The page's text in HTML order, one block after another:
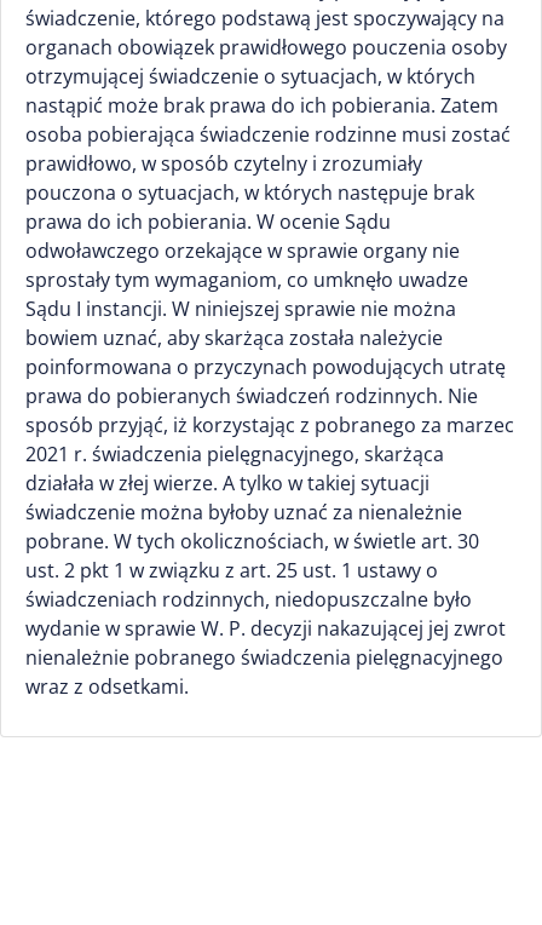
świadczenie, którego podstawą jest spoczywający na
organach obowiązek prawidłowego pouczenia osoby
otrzymującej świadczenie o sytuacjach, w których
nastąpić może brak prawa do ich pobierania. Zatem
osoba pobierająca świadczenie rodzinne musi zostać
prawidłowo, w sposób czytelny i zrozumiały
pouczona o sytuacjach, w których następuje brak
prawa do ich pobierania. W ocenie Sądu
odwoławczego orzekające w sprawie organy nie
sprostały tym wymaganiom, co umknęło uwadze
Sądu I instancji. W niniejszej sprawie nie można
bowiem uznać, aby skarżąca została należycie
poinformowana o przyczynach powodujących utratę
prawa do pobieranych świadczeń rodzinnych. Nie
sposób przyjąć, iż korzystając z pobranego za marzec
2021 r. świadczenia pielęgnacyjnego, skarżąca
działała w złej wierze. A tylko w takiej sytuacji
świadczenie można byłoby uznać za nienależnie
pobrane. W tych okolicznościach, w świetle art. 30
ust. 2 pkt 1 w związku z art. 25 ust. 1 ustawy o
świadczeniach rodzinnych, niedopuszczalne było
wydanie w sprawie W. P. decyzji nakazującej jej zwrot
nienależnie pobranego świadczenia pielęgnacyjnego
wraz z odsetkami.